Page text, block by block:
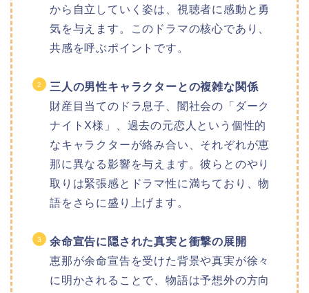
から自立していく姿は、視聴者に感動と勇
気を与えます。このドラマの核心であり、
共感を呼ぶポイントです。
三人の男性キャラクターとの複雑な関係
財産目当てのドラ息子、闇社会の「ダーク
ナイトX様」、過去の元恋人という個性的
なキャラクターが絡み合い、それぞれが恵
那に異なる影響を与えます。彼らとのやり
取りは緊張感とドラマ性に満ちており、物
語をさらに盛り上げます。
余命宣告に隠された真実と衝撃の展開
恵那が余命宣告を受けた背景や真実が徐々
に明かされることで、物語は予想外の方向